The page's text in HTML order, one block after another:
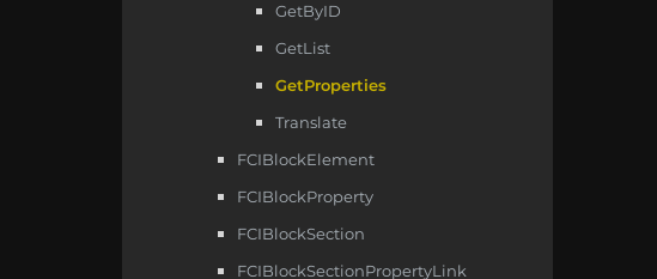
GetByID
GetList
GetProperties
Translate
FCIBlockElement
FCIBlockProperty
FCIBlockSection
FCIBlockSectionPropertyLink